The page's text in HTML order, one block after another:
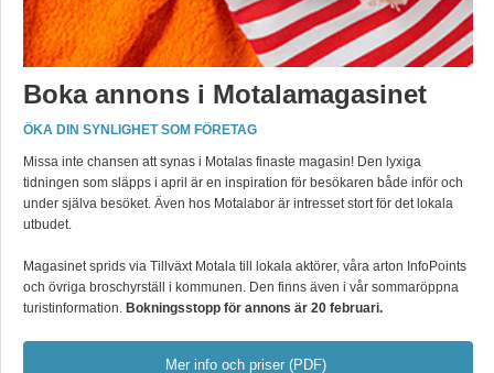
Boka annons i Motalamagasinet
ÖKA DIN SYNLIGHET SOM FÖRETAG
Missa inte chansen att synas i Motalas finaste magasin! Den lyxiga
tidningen som släpps i april är en inspiration för besökaren både inför och
under själva besöket. Även hos Motalabor är intresset stort för det lokala
utbudet.
Magasinet sprids via Tillväxt Motala till lokala aktörer, våra arton InfoPoints
och övriga broschyrställ i kommunen. Den finns även i vår sommaröppna
turistinformation. Bokningsstopp för annons är 20 februari.
Mer info och priser (PDF)